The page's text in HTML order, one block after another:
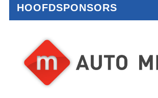
HOOFDSPONSORS